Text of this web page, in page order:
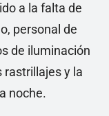
a la falta de
personal de
de iluminación
rastrillajes y la
noche.